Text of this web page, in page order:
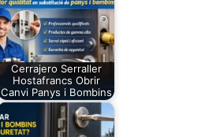
Cerrajero Serraller
Hostafrancs Obrir
Canvi Panys i Bombins